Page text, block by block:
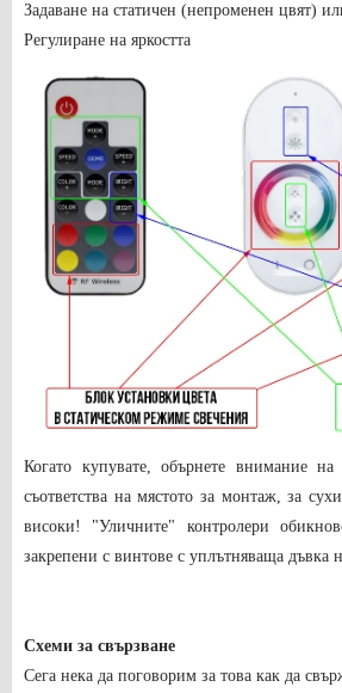
Задаване на статичен (непроменен цвят)
Регулиране на яркостта
Когато купувате, обърнете внимание
съответства на мястото за монтаж, за
високи! "Уличните" контролери
закрепени с винтове с уплътняваща
Схеми за свързване
Сега нека да поговорим за това как да